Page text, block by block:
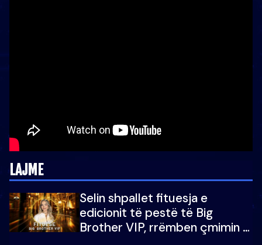
LAJME
Selin shpallet fituesja e
edicionit të pestë të Big
Brother VIP, rrëmben çmimin e